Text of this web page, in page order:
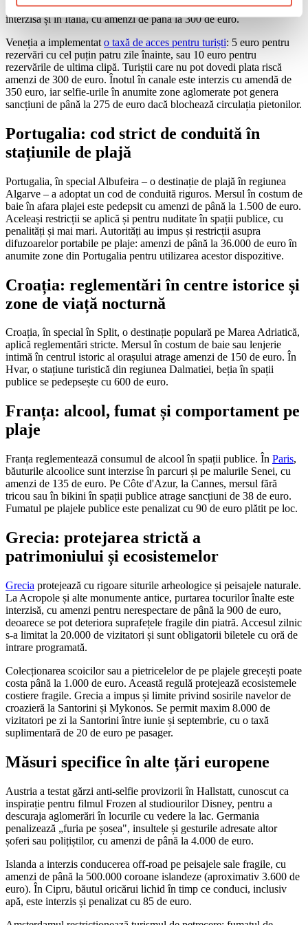
de baie în afara plajei. Conducerea în sandale sau picioare goale este
interzisă și în Italia, cu amenzi de până la 300 de euro.
Veneția a implementat o taxă de acces pentru turiști: 5 euro pentru
rezervări cu cel puțin patru zile înainte, sau 10 euro pentru
rezervările de ultima clipă. Turiștii care nu pot dovedi plata riscă
amenzi de 300 de euro. Înotul în canale este interzis cu amendă de
350 euro, iar selfie-urile în anumite zone aglomerate pot genera
sancțiuni de până la 275 de euro dacă blochează circulația pietonilor.
Portugalia: cod strict de conduită în
stațiunile de plajă
Portugalia, în special Albufeira – o destinație de plajă în regiunea
Algarve – a adoptat un cod de conduită riguros. Mersul în costum de
baie în afara plajei este pedepsit cu amenzi de până la 1.500 de euro.
Aceleași restricții se aplică și pentru nuditate în spații publice, cu
penalități și mai mari. Autorități au impus și restricții asupra
difuzoarelor portabile pe plaje: amenzi de până la 36.000 de euro în
anumite zone din Portugalia pentru utilizarea acestor dispozitive.
Croația: reglementări în centre istorice și
zone de viață nocturnă
Croația, în special în Split, o destinație populară pe Marea Adriatică,
aplică reglementări stricte. Mersul în costum de baie sau lenjerie
intimă în centrul istoric al orașului atrage amenzi de 150 de euro. În
Hvar, o stațiune turistică din regiunea Dalmatiei, beția în spații
publice se pedepsește cu 600 de euro.
Franța: alcool, fumat și comportament pe
plaje
Franța reglementează consumul de alcool în spații publice. În Paris,
băuturile alcoolice sunt interzise în parcuri și pe malurile Senei, cu
amenzi de 135 de euro. Pe Côte d'Azur, la Cannes, mersul fără
tricou sau în bikini în spații publice atrage sancțiuni de 38 de euro.
Fumatul pe plajele publice este penalizat cu 90 de euro plătit pe loc.
Grecia: protejarea strictă a
patrimoniului și ecosistemelor
Grecia protejează cu rigoare siturile arheologice și peisajele naturale.
La Acropole și alte monumente antice, purtarea tocurilor înalte este
interzisă, cu amenzi pentru nerespectare de până la 900 de euro,
deoarece se pot deteriora suprafețele fragile din piatră. Accesul zilnic
s-a limitat la 20.000 de vizitatori și sunt obligatorii biletele cu oră de
intrare programată.
Colecționarea scoicilor sau a pietricelelor de pe plajele grecești poate
costa până la 1.000 de euro. Această regulă protejează ecosistemele
costiere fragile. Grecia a impus și limite privind sosirile navelor de
croazieră la Santorini și Mykonos. Se permit maxim 8.000 de
vizitatori pe zi la Santorini între iunie și septembrie, cu o taxă
suplimentară de 20 de euro pe pasager.
Măsuri specifice în alte țări europene
Austria a testat gărzi anti-selfie provizorii în Hallstatt, cunoscut ca
inspirație pentru filmul Frozen al studiourilor Disney, pentru a
descuraja aglomerări în locurile cu vedere la lac. Germania
penalizează „furia pe șosea", insultele și gesturile adresate altor
șoferi sau polițiștilor, cu amenzi de până la 4.000 de euro.
Islanda a interzis conducerea off-road pe peisajele sale fragile, cu
amenzi de până la 500.000 coroane islandeze (aproximativ 3.600 de
euro). În Cipru, băutul oricărui lichid în timp ce conduci, inclusiv
apă, este interzis și penalizat cu 85 de euro.